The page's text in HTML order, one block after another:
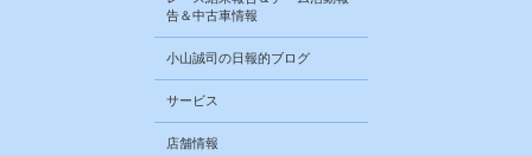
告＆中古車情報
小山誠司の日報的ブログ
サービス
店舗情報